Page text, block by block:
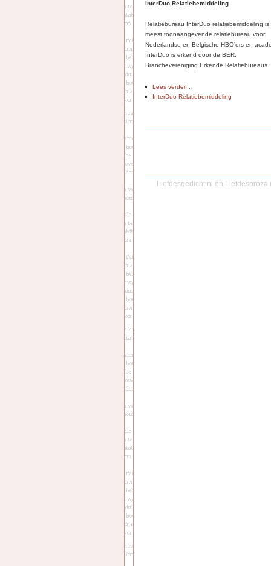
InterDuo Relatiebemiddeling
Relatiebureau InterDuo relatiebemiddeling is
meest toonaangevende relatiebureau voor
Nederlandse en Belgische HBO’ers en
InterDuo is erkend door de BER:
Branchevereniging Erkende Relatiebureaus.
Lees verder...
InterDuo Relatiebemiddeling
Liefdesgedicht.nl en